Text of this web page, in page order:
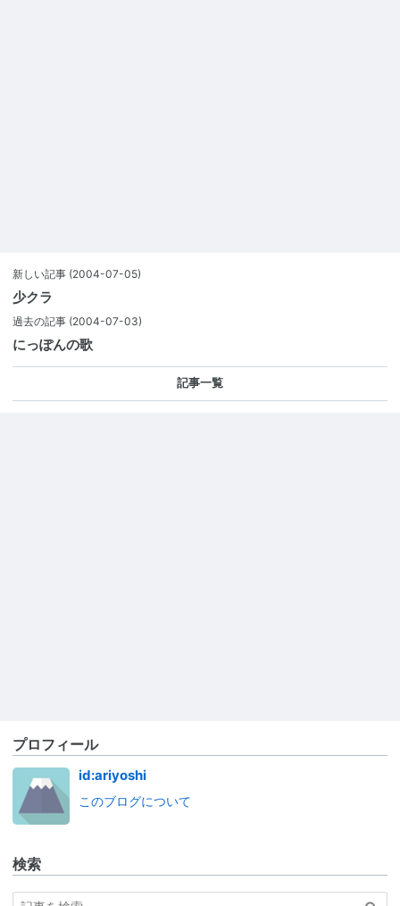
新しい記事 (2004-07-05)
少クラ
過去の記事 (2004-07-03)
にっぽんの歌
記事一覧
プロフィール
id:ariyoshi
このブログについて
検索